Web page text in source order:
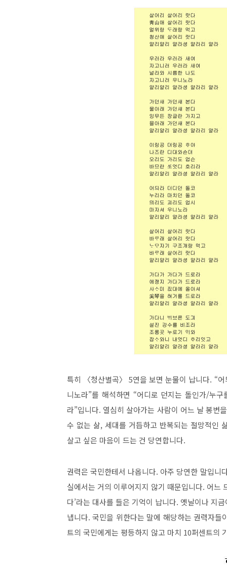
특히 〈청산별곡〉 5연을 보면 눈물이 납니다. “
니노라”를 해석하면 “어디로 던지는 돌인가/누
라”입니다. 열심히 살아가는 사람이 어느 날 봉변
수 없는 삶, 세대를 거듭하고 반복되는 절망적인
살고 싶은 마음이 드는 건 당연합니다.
권력은 국민한테서 나옵니다. 아주 당연한 말입
실에서는 거의 이루어지지 않기 때문입니다. 어느
다’라는 대사를 들은 기억이 납니다. 옛날이나 지
냅니다. 국민을 위한다는 말에 해당하는 권력자
트의 국민에게는 평등하지 않고 마치 10퍼센트의